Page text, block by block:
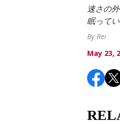
速さの
眠って
By Rei
May 23,